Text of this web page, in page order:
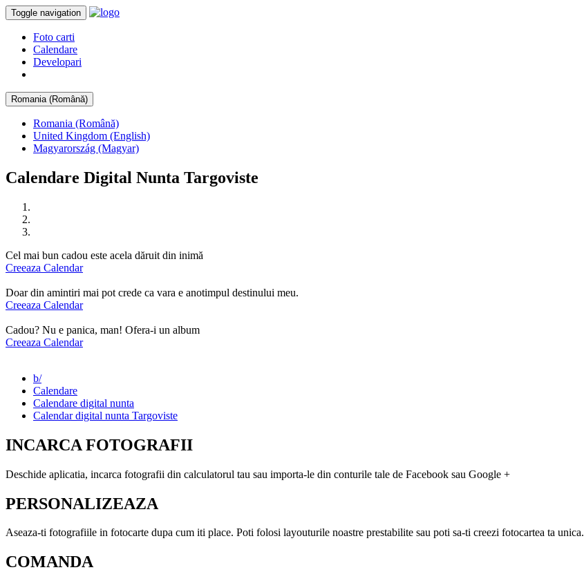
Toggle navigation
Foto carti
Calendare
Developari
Romania (Română)
Romania (Română)
United Kingdom (English)
Magyarország (Magyar)
Calendare Digital Nunta Targoviste
Cel mai bun cadou este acela dăruit din inimă
Creeaza Calendar
Doar din amintiri mai pot crede ca vara e anotimpul destinului meu.
Creeaza Calendar
Cadou? Nu e panica, man! Ofera-i un album
Creeaza Calendar
b/
Calendare
Calendare digital nunta
Calendar digital nunta Targoviste
INCARCA FOTOGRAFII
Deschide aplicatia, incarca fotografii din calculatorul tau sau importa-le din conturile tale de Facebook sau Google +
PERSONALIZEAZA
Aseaza-ti fotografiile in fotocarte dupa cum iti place. Poti folosi layouturile noastre prestabilite sau poti sa-ti creezi fotocartea ta unica.
COMANDA